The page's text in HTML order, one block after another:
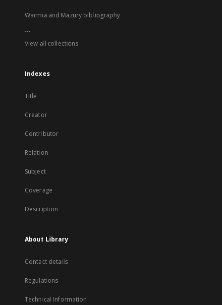
Warmia and Mazury bibliography
...
View all collections
Indexes
Title
Creator
Contributor
Relation
Subject
Coverage
Description
About Library
Contact details
Regulations
Technical Information